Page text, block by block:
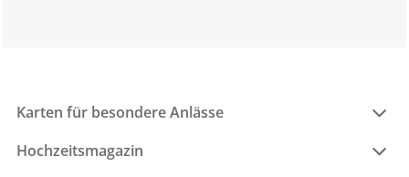
Karten für besondere Anlässe
Hochzeitsmagazin